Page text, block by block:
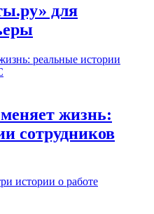
для
жизнь:
сотрудников